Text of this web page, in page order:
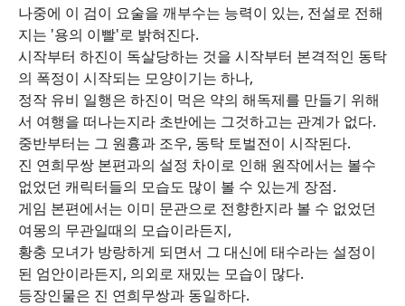
나중에 이 검이 요술을 깨부수는 능력이 있는, 전설로 전해
지는 '용의 이빨'로 밝혀진다.
시작부터 하진이 독살당하는 것을 시작부터 본격적인 동탁
의 폭정이 시작되는 모양이기는 하나,
정작 유비 일행은 하진이 먹은 약의 해독제를 만들기 위해
서 여행을 떠나는지라 초반에는 그것하고는 관계가 없다.
중반부터는 그 원흉과 조우, 동탁 토벌전이 시작된다.
진 연희무쌍 본편과의 설정 차이로 인해 원작에서는 볼수
없었던 캐릭터들의 모습도 많이 볼 수 있는게 장점.
게임 본편에서는 이미 문관으로 전향한지라 볼 수 없었던
여몽의 무관일때의 모습이라든지,
황충 모녀가 방랑하게 되면서 그 대신에 태수라는 설정이
된 엄안이라든지, 의외로 재밌는 모습이 많다.
등장인물은 진 연희무쌍과 동일하다.